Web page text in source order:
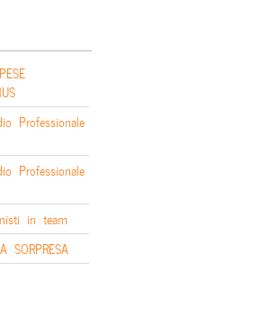
Professionale
Professionale
in team
SORPRESA